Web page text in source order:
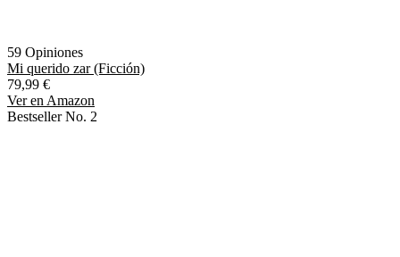
59 Opiniones
Mi querido zar (Ficción)
79,99 €
Ver en Amazon
Bestseller No. 2